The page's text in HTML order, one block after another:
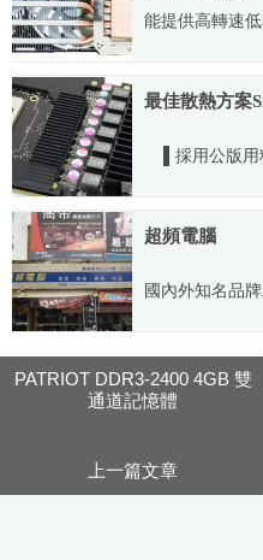
能提供高轉速
2011.10.17
最佳散熱方案
▌採用公版用
2012.08.17
超頻電腦
國內外知名品
PATRIOT DDR3-2400 4GB 雙
通道記憶體
上一篇文章